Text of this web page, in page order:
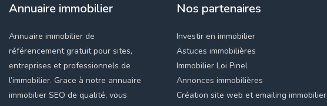
Annuaire immobilier
Annuaire immobilier de
référencement gratuit pour sites,
entreprises et professionnels de
l’immobilier. Grace à notre annuaire
immobilier SEO de qualité, vous
Nos partenaires
Investir en immobilier
Astuces immobilières
Immobilier Loi Pinel
Annonces immobilières
Création site web et emailing immobilier